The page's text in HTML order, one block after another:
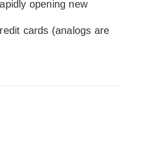
opening new
cards (analogs are